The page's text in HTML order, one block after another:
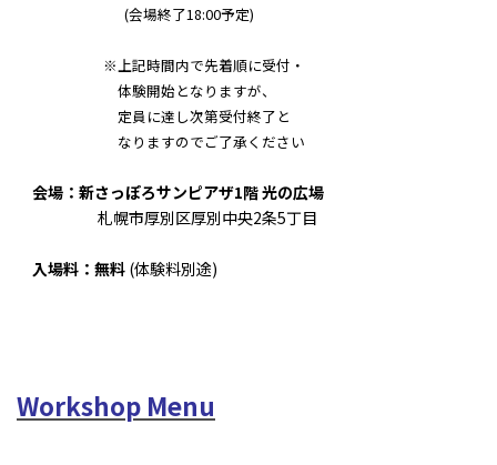
(会場終了18:00予定)
※上記時間内で先着順に受付・
体験開始となりますが、
定員に達し次第受付終了と
なりますのでご了承ください
会場：新さっぽろサンピアザ1階 光の広場
札幌市厚別区厚別中央2条5丁目
入場料：無料 (体験料別途)
Workshop Menu